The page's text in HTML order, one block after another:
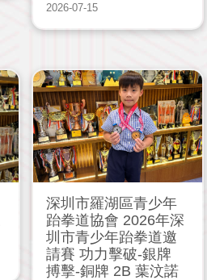
2026-07-15
深圳市羅湖區青少年
跆拳道協會 2026年深
圳市青少年跆拳道邀
請賽 功力擊破-銀牌
搏擊-銅牌 2B 葉汶諾